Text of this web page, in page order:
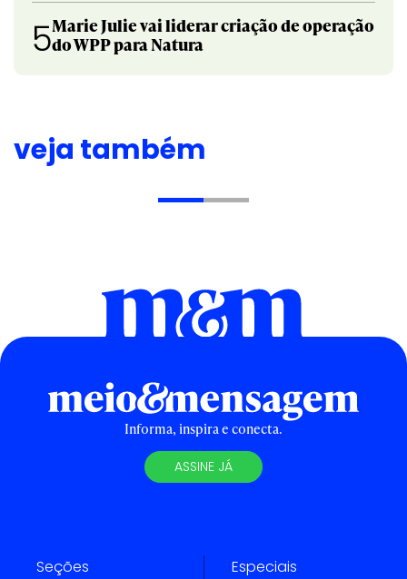
5Marie Julie vai liderar criação de operação
do WPP para Natura
veja também
Informa, inspira e conecta.
ASSINE JÁ
Seções Especiais